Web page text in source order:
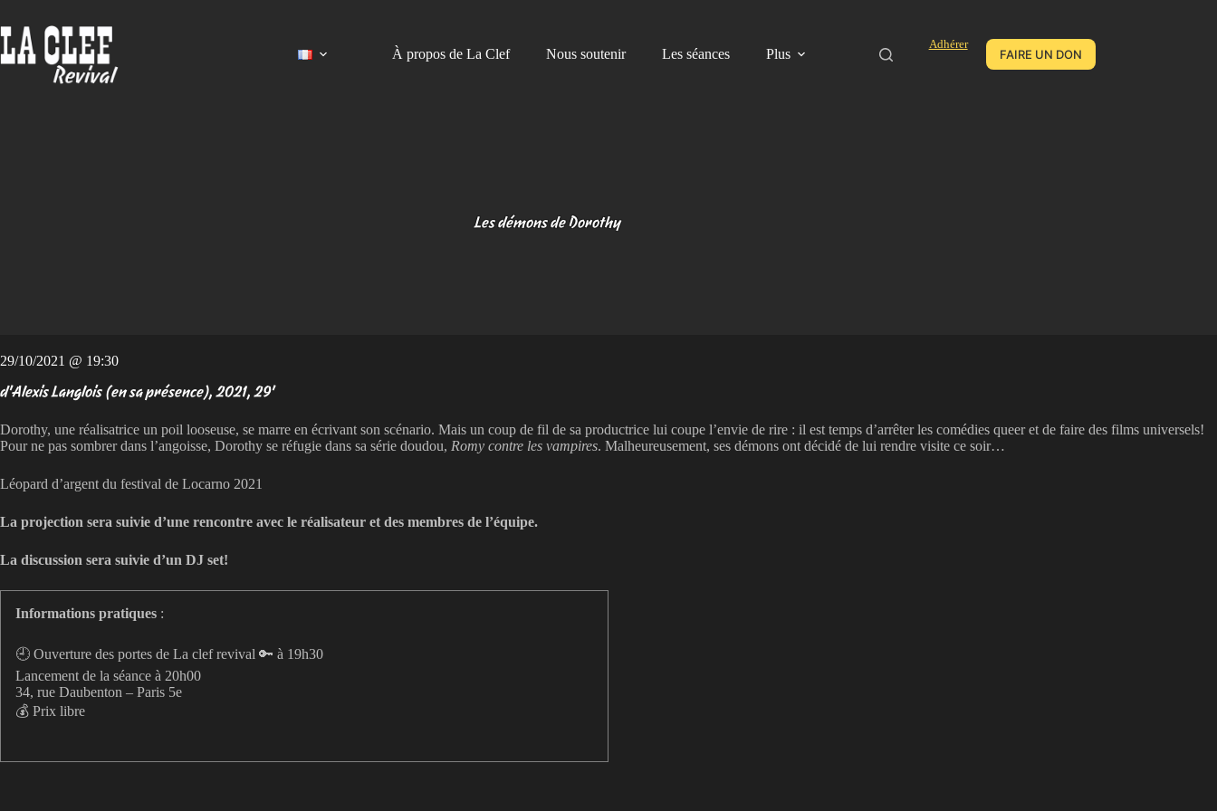
au
contenu
À propos de La Clef
Nous soutenir Les séances Plus
Adhérer
FAIRE UN DON
Les démons de Dorothy
29/10/2021 @ 19:30
d'Alexis Langlois (en sa présence), 2021, 29'
Dorothy, une réalisatrice un poil looseuse, se marre en écrivant son scénario. Mais un coup de fil de sa productrice lui coupe l’envie de rire : il est temps d’arrêter les comédies queer et de faire des films universels!
Pour ne pas sombrer dans l’angoisse, Dorothy se réfugie dans sa série doudou, Romy contre les vampires. Malheureusement, ses démons ont décidé de lui rendre visite ce soir…
Léopard d’argent du festival de Locarno 2021
La projection sera suivie d’une rencontre avec le réalisateur et des membres de l’équipe.
La discussion sera suivie d’un DJ set!
Informations pratiques :
🕘 Ouverture des portes de La clef revival 🔑 à 19h30
Lancement de la séance à 20h00
34, rue Daubenton – Paris 5e
💰 Prix libre